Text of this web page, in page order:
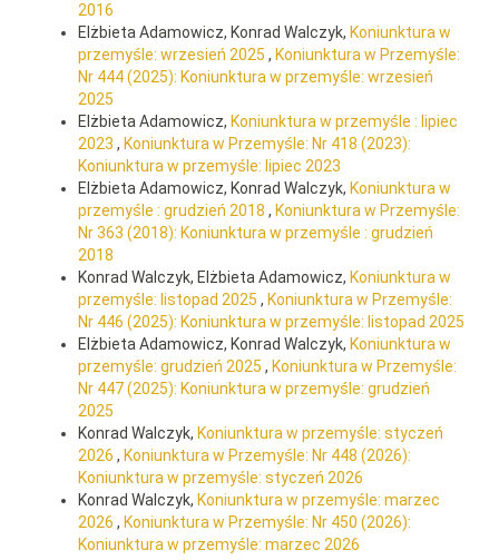
2016
Elżbieta Adamowicz, Konrad Walczyk, Koniunktura w
przemyśle: wrzesień 2025 , Koniunktura w Przemyśle:
Nr 444 (2025): Koniunktura w przemyśle: wrzesień
2025
Elżbieta Adamowicz, Koniunktura w przemyśle : lipiec
2023 , Koniunktura w Przemyśle: Nr 418 (2023):
Koniunktura w przemyśle: lipiec 2023
Elżbieta Adamowicz, Konrad Walczyk, Koniunktura w
przemyśle : grudzień 2018 , Koniunktura w Przemyśle:
Nr 363 (2018): Koniunktura w przemyśle : grudzień
2018
Konrad Walczyk, Elżbieta Adamowicz, Koniunktura w
przemyśle: listopad 2025 , Koniunktura w Przemyśle:
Nr 446 (2025): Koniunktura w przemyśle: listopad 2025
Elżbieta Adamowicz, Konrad Walczyk, Koniunktura w
przemyśle: grudzień 2025 , Koniunktura w Przemyśle:
Nr 447 (2025): Koniunktura w przemyśle: grudzień
2025
Konrad Walczyk, Koniunktura w przemyśle: styczeń
2026 , Koniunktura w Przemyśle: Nr 448 (2026):
Koniunktura w przemyśle: styczeń 2026
Konrad Walczyk, Koniunktura w przemyśle: marzec
2026 , Koniunktura w Przemyśle: Nr 450 (2026):
Koniunktura w przemyśle: marzec 2026